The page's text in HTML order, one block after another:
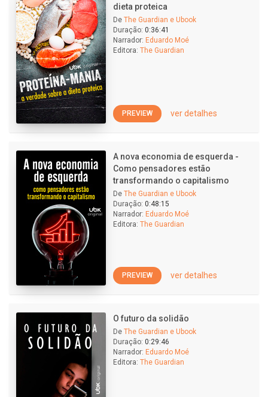
dieta proteica
De The Guardian e Ubook
Duração: 0:36:41
Narrador: Eduardo Moé
Editora: The Guardian
PREVIEW ver detalhes
A nova economia de esquerda -
Como pensadores estão
transformando o capitalismo
De The Guardian e Ubook
Duração: 0:48:15
Narrador: Eduardo Moé
Editora: The Guardian
PREVIEW ver detalhes
O futuro da solidão
De The Guardian e Ubook
Duração: 0:29:46
Narrador: Eduardo Moé
Editora: The Guardian